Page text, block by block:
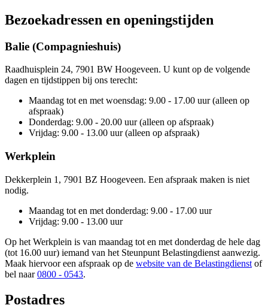
Bezoekadressen en openingstijden
Balie (Compagnieshuis)
Raadhuisplein 24, 7901 BW Hoogeveen. U kunt op de volgende
dagen en tijdstippen bij ons terecht:
Maandag tot en met woensdag: 9.00 - 17.00 uur (alleen op
afspraak)
Donderdag: 9.00 - 20.00 uur (alleen op afspraak)
Vrijdag: 9.00 - 13.00 uur (alleen op afspraak)
Werkplein
Dekkerplein 1, 7901 BZ Hoogeveen. Een afspraak maken is niet
nodig.
Maandag tot en met donderdag: 9.00 - 17.00 uur
Vrijdag: 9.00 - 13.00 uur
Op het Werkplein is van maandag tot en met donderdag de hele dag
(tot 16.00 uur) iemand van het Steunpunt Belastingdienst aanwezig.
Maak hiervoor een afspraak op de website van de Belastingdienst of
bel naar0800 - 0543.
Postadres